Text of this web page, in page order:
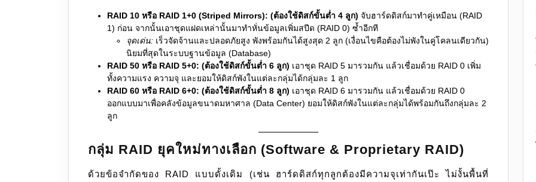
RAID 10 หรือ RAID 1+0 (Striped Mirrors): (ต้องใช้ดิสก์ขั้นต่ำ 4 ลูก) จับฮาร์ดดิสก์มาทำคู่เหมือน (RAID
1) ก่อน จากนั้นเอาชุดแฝดเหล่านั้นมาทำหั่นข้อมูลเพิ่มสปีด (RAID 0) ซ้ำอีกที
จุดเด่น: เร็วจัดจ้านและปลอดภัยสูง พังพร้อมกันได้สูงสุด 2 ลูก (เงื่อนไขคือต้องไม่พังในคู่โคลนเดียวกัน)
นิยมที่สุดในระบบฐานข้อมูล (Database)
RAID 50 หรือ RAID 5+0: (ต้องใช้ดิสก์ขั้นต่ำ 6 ลูก) เอาชุด RAID 5 มารวมกัน แล้วเชื่อมด้วย RAID 0 เพิ่ม
ทั้งความแรง ความจุ และยอมให้ดิสก์พังในแต่ละกลุ่มได้กลุ่มละ 1 ลูก
RAID 60 หรือ RAID 6+0: (ต้องใช้ดิสก์ขั้นต่ำ 8 ลูก) เอาชุด RAID 6 มารวมกัน แล้วเชื่อมด้วย RAID 0
ออกแบบมาเพื่อคลังข้อมูลขนาดมหาศาล (Data Center) ยอมให้ดิสก์พังในแต่ละกลุ่มได้พร้อมกันถึงกลุ่มละ 2
ลูก
กลุ่ม RAID ยุคใหม่ทางเลือก (Software & Proprietary RAID)
ด้วยข้อจำกัดของ RAID แบบดั้งเดิม (เช่น ฮาร์ดดิสก์ทุกลูกต้องมีความจุเท่ากันเป๊ะ ไม่งั้นพื้นที่